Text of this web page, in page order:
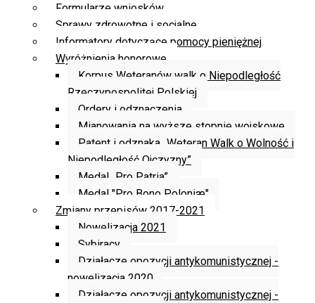
Formularze wniosków
Sprawy zdrowotne i socjalne
Informatory dotyczące pomocy pieniężnej
Wyróżnienia honorowe
Korpus Weteranów walk o Niepodległość
Rzeczypospolitej Polskiej
Ordery i odznaczenia
Mianowania na wyższe stopnie wojskowe
Patent i odznaka „Weteran Walk o Wolność i
Niepodległość Ojczyzny”
Medal „Pro Patria”
Medal "Pro Bono Poloniæ"
Zmiany przepisów 2017-2021
Nowelizacja 2021
Sybiracy
Działacze opozycji antykomunistycznej -
nowelizacja 2020
Działacze opozycji antykomunistycznej -